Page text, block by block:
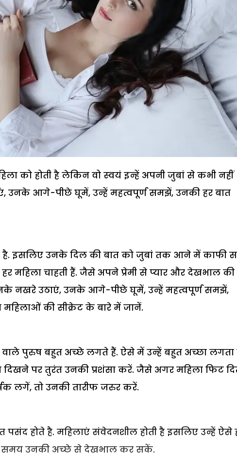
को होती है लेकिन वो स्‍वयं इन्हें अपनी जुबां से कभी नहीं
उनके आगे-पीछे घूमें, उन्हें महत्‍वपूर्ण समझें, उनकी हर बात
है. इसलिए उनके दिल की बात को जुबां तक आने में काफी
महिला चाहती हैं. जैसे अपने प्रेमी से प्‍यार और देखभाल की
उनके नखरे उठाएं, उनके आगे-पीछे घूमें, उन्हें महत्‍वपूर्ण समझें,
की सीक्रेट के बारे में जानें.
पुरुष बहुत अच्‍छे लगते हैं. ऐसे में उन्‍हें बहुत अच्‍छा लगता
दिखने पर तुरंत उनकी प्रशंसा करें. जैसे अगर महिला फिट
लगें, तो उनकी तारीफ जरुर करें.
होते है. महिलाएं संवेदनशील होती है इसलिए उन्‍हें ऐसे
समय उनकी अच्‍छे से देखभाल कर सकें.